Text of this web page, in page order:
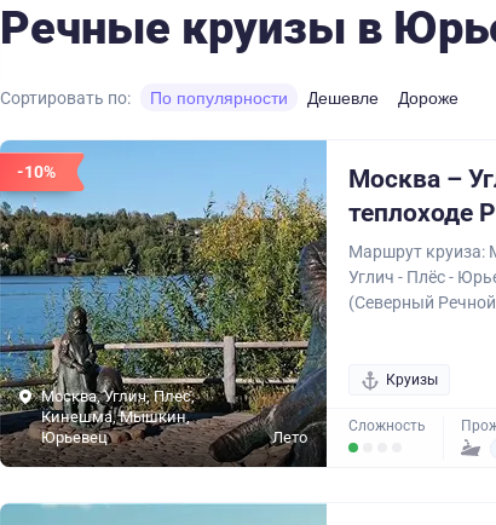
Речные круизы в
Сортировать по: По популярности Дешевле Дороже
-10%
Москва, Углич, Плес,
Кинешма, Мышкин,
Юрьевец
Лето
Москва –
теплоходе
Маршрут круиза:
Углич - Плёс -
(Северный
Круизы
Сложность